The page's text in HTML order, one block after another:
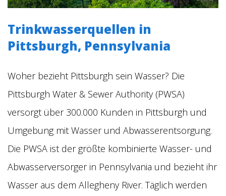
Trinkwasserquellen in
Pittsburgh, Pennsylvania
Woher bezieht Pittsburgh sein Wasser? Die
Pittsburgh Water & Sewer Authority (PWSA)
versorgt über 300.000 Kunden in Pittsburgh und
Umgebung mit Wasser und Abwasserentsorgung.
Die PWSA ist der größte kombinierte Wasser- und
Abwasserversorger in Pennsylvania und bezieht ihr
Wasser aus dem Allegheny River. Täglich werden